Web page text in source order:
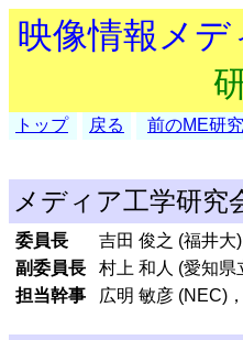
映像情報メ
トップ 戻る 前のME研
メディア工学研究
委員長
吉田 俊之 (福井大)
副委員長
村上 和人 (愛知県
担当幹事
広明 敏彦 (NEC)